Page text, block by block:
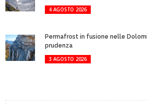
4 AGOSTO 2026
Permafrost in fusione nelle
prudenza
3 AGOSTO 2026